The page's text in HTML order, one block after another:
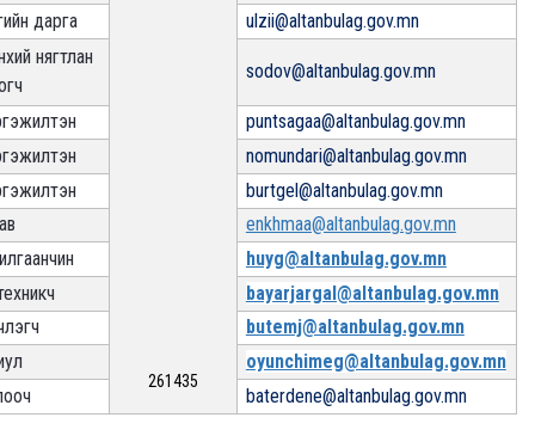
261435
дарга
ulzii@altanbulag.gov.mn
нягтлан
sodov@altanbulag.gov.mn
puntsagaa@altanbulag.gov.mn
nomundari@altanbulag.gov.mn
burtgel@altanbulag.gov.mn
enkhmaa@altanbulag.gov.mn
huyg@altanbulag.gov.mn
bayarjargal@altanbulag.gov.mn
butemj@altanbulag.gov.mn
oyunchimeg@altanbulag.gov.mn
baterdene@altanbulag.gov.mn